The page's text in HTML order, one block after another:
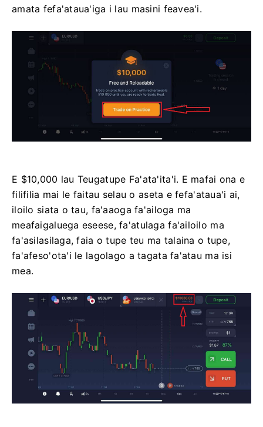
amata fefa'ataua'iga i lau masini feavea'i.
E $10,000 lau Teugatupe Fa'ata'ita'i. E mafai ona e
filifilia mai le faitau selau o aseta e fefa'ataua'i ai,
iloilo siata o tau, fa'aaoga fa'ailoga ma
meafaigaluega eseese, fa'atulaga fa'ailoilo ma
fa'asilasilaga, faia o tupe teu ma talaina o tupe,
fa'afeso'ota'i le lagolago a tagata fa'atau ma isi
mea.